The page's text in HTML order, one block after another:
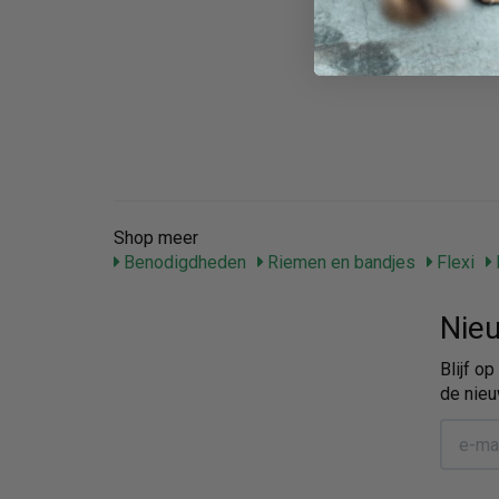
Shop meer
Benodigdheden
Riemen en bandjes Flexi
Blijf
de